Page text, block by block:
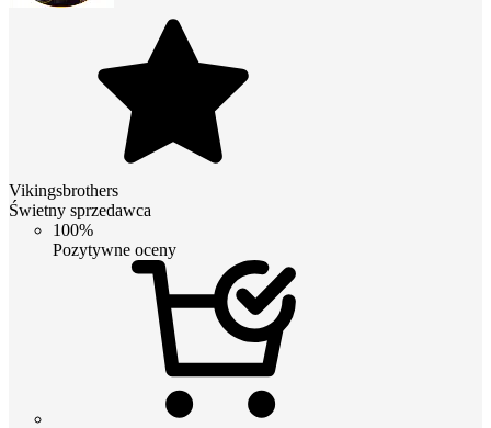
Vikingsbrothers
Świetny sprzedawca
100%
Pozytywne oceny